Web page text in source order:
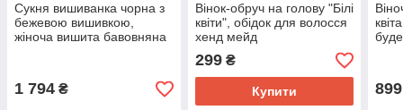
Сукня вишиванка чорна з
бежевою вишивкою,
жіноча вишита бавовняна
1 794 ₴
Вінок-обруч на голову "Білі
квіти", обідок для волосся
хенд мейд
299₴
Купити 899